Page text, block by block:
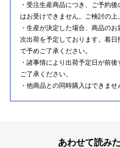
・受注生産商品につき、ご予約
はお受けできません。ご検討の上
・生産が決定した場合、商品の
次出荷を予定しております。着
で予めご了承ください。
・諸事情により出荷予定日が前
ご了承ください。
・他商品との同時購入はできませ
あわせて読み